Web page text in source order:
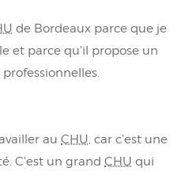
de Bordeaux parce que je
et parce qu'il propose un
au CHU, car c'est une
C'est un grand CHU qui